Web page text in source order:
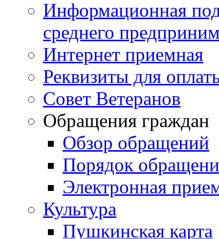
Информационная
среднего
Интернет приемная
Реквизиты для
Совет Ветеранов
Обращения граждан
Обзор обращений
Порядок
Электронная
Культура
Пушкинская карта